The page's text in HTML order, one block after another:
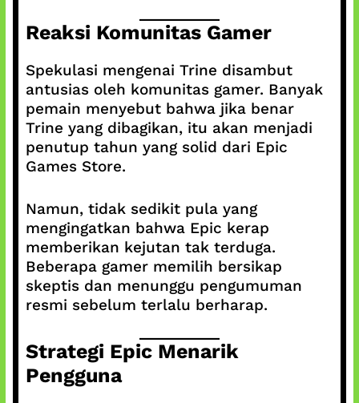
Reaksi Komunitas Gamer
Spekulasi mengenai Trine disambut
antusias oleh komunitas gamer. Banyak
pemain menyebut bahwa jika benar
Trine yang dibagikan, itu akan menjadi
penutup tahun yang solid dari Epic
Games Store.
Namun, tidak sedikit pula yang
mengingatkan bahwa Epic kerap
memberikan kejutan tak terduga.
Beberapa gamer memilih bersikap
skeptis dan menunggu pengumuman
resmi sebelum terlalu berharap.
Strategi Epic Menarik
Pengguna